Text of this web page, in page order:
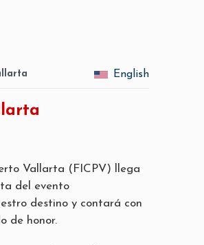
English
Vallarta (FICPV) llega
del evento
destino y contará con
de honor.